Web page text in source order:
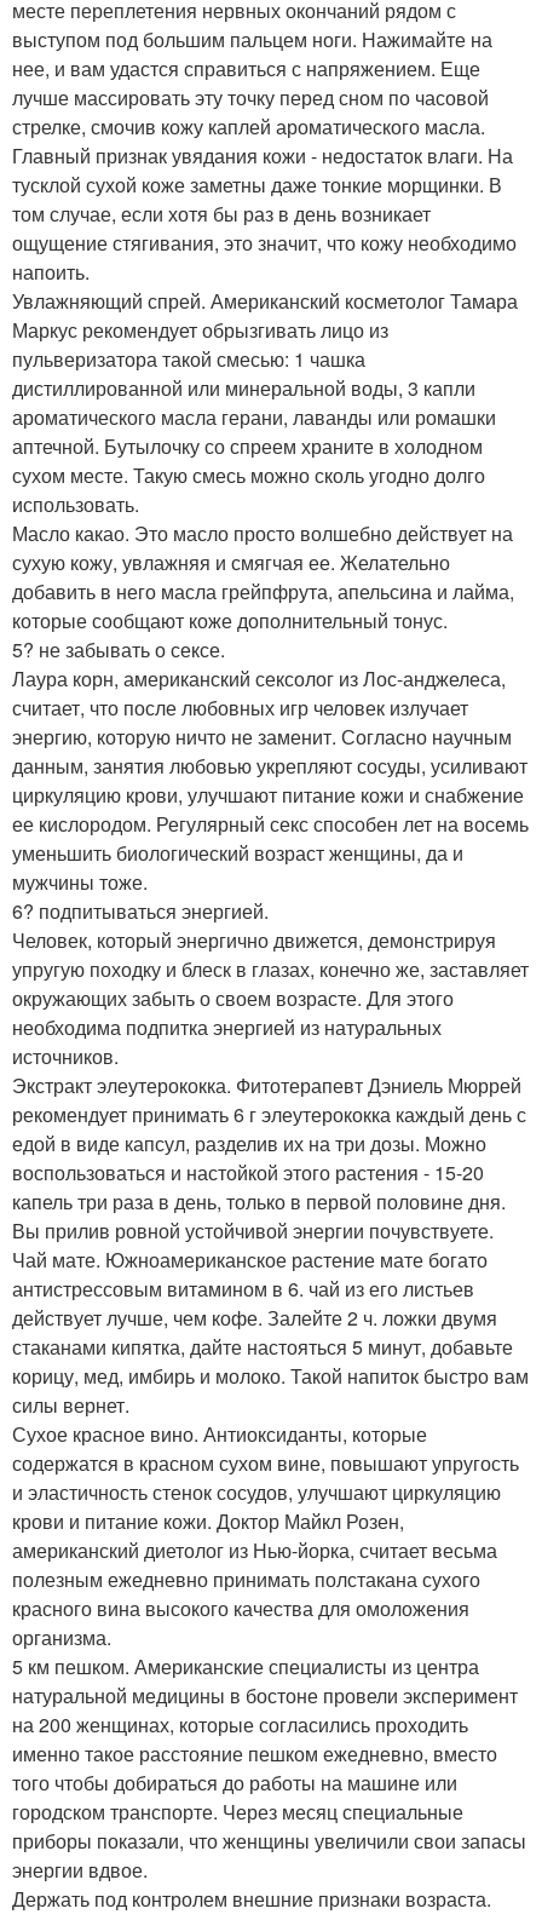
месте переплетения нервных окончаний рядом с
выступом под большим пальцем ноги. Нажимайте на
нее, и вам удастся справиться с напряжением. Еще
лучше массировать эту точку перед сном по часовой
стрелке, смочив кожу каплей ароматического масла.
Главный признак увядания кожи - недостаток влаги. На
тусклой сухой коже заметны даже тонкие морщинки. В
том случае, если хотя бы раз в день возникает
ощущение стягивания, это значит, что кожу необходимо
напоить.
Увлажняющий спрей. Американский косметолог Тамара
Маркус рекомендует обрызгивать лицо из
пульверизатора такой смесью: 1 чашка
дистиллированной или минеральной воды, 3 капли
ароматического масла герани, лаванды или ромашки
аптечной. Бутылочку со спреем храните в холодном
сухом месте. Такую смесь можно сколь угодно долго
использовать.
Масло какао. Это масло просто волшебно действует на
сухую кожу, увлажняя и смягчая ее. Желательно
добавить в него масла грейпфрута, апельсина и лайма,
которые сообщают коже дополнительный тонус.
5? не забывать о сексе.
Лаура корн, американский сексолог из Лос-анджелеса,
считает, что после любовных игр человек излучает
энергию, которую ничто не заменит. Согласно научным
данным, занятия любовью укрепляют сосуды, усиливают
циркуляцию крови, улучшают питание кожи и снабжение
ее кислородом. Регулярный секс способен лет на восемь
уменьшить биологический возраст женщины, да и
мужчины тоже.
6? подпитываться энергией.
Человек, который энергично движется, демонстрируя
упругую походку и блеск в глазах, конечно же, заставляет
окружающих забыть о своем возрасте. Для этого
необходима подпитка энергией из натуральных
источников.
Экстракт элеутерококка. Фитотерапевт Дэниель Мюррей
рекомендует принимать 6 г элеутерококка каждый день с
едой в виде капсул, разделив их на три дозы. Можно
воспользоваться и настойкой этого растения - 15-20
капель три раза в день, только в первой половине дня.
Вы прилив ровной устойчивой энергии почувствуете.
Чай мате. Южноамериканское растение мате богато
антистрессовым витамином в 6. чай из его листьев
действует лучше, чем кофе. Залейте 2 ч. ложки двумя
стаканами кипятка, дайте настояться 5 минут, добавьте
корицу, мед, имбирь и молоко. Такой напиток быстро вам
силы вернет.
Сухое красное вино. Антиоксиданты, которые
содержатся в красном сухом вине, повышают упругость
и эластичность стенок сосудов, улучшают циркуляцию
крови и питание кожи. Доктор Майкл Розен,
американский диетолог из Нью-йорка, считает весьма
полезным ежедневно принимать полстакана сухого
красного вина высокого качества для омоложения
организма.
5 км пешком. Американские специалисты из центра
натуральной медицины в бостоне провели эксперимент
на 200 женщинах, которые согласились проходить
именно такое расстояние пешком ежедневно, вместо
того чтобы добираться до работы на машине или
городском транспорте. Через месяц специальные
приборы показали, что женщины увеличили свои запасы
энергии вдвое.
Держать под контролем внешние признаки возраста.